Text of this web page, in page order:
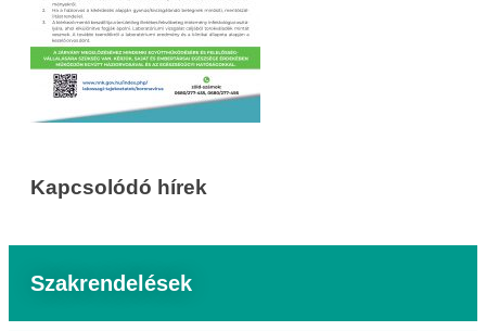
Kapcsolódó hírek
Szakrendelések